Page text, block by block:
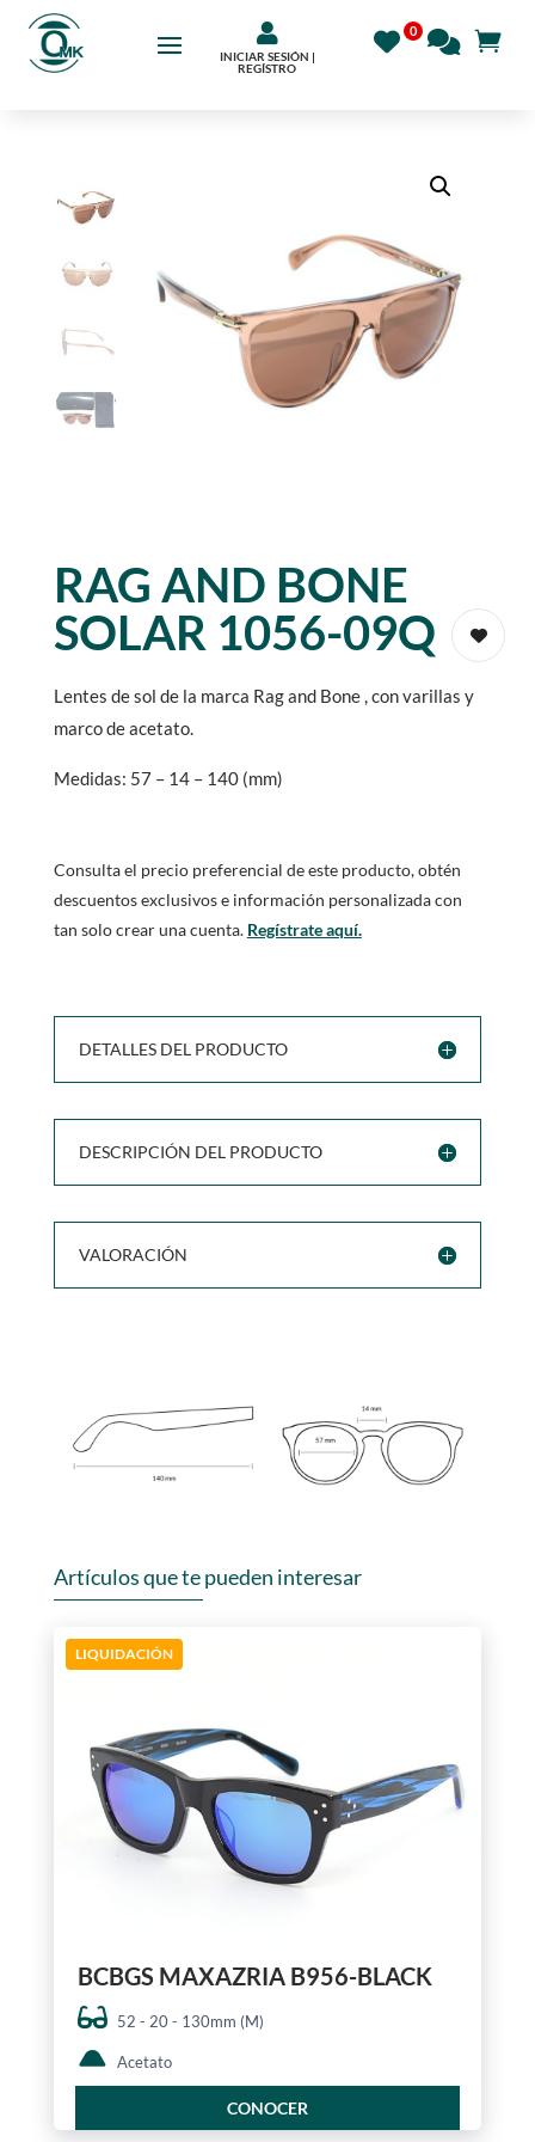

INICIAR SESIÓN |
REGÍSTRO
RAG AND BONE
SOLAR 1056-09Q
Lentes de sol de la marca Rag and Bone , con varillas y
marco de acetato.
Medidas: 57 – 14 – 140 (mm)
Consulta el precio preferencial de este producto, obtén
descuentos exclusivos e información personalizada con
tan solo crear una cuenta. Regístrate aquí.
DETALLES DEL PRODUCTO
DESCRIPCIÓN DEL PRODUCTO
VALORACIÓN
Artículos que te pueden interesar
LIQUIDACIÓN
BCBGS MAXAZRIA B956-BLACK
52 - 20 - 130mm (M)
Acetato
CONOCER